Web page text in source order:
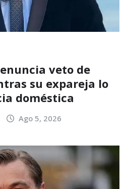
veto de
su expareja lo
doméstica
Ago 5, 2026